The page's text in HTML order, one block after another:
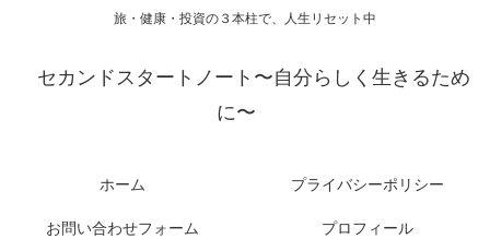
旅・健康・投資の３本柱で、人生リセット中
セカンドスタートノート〜自分らしく生きるため
に〜
ホーム プライバシーポリシー
お問い合わせフォーム プロフィール